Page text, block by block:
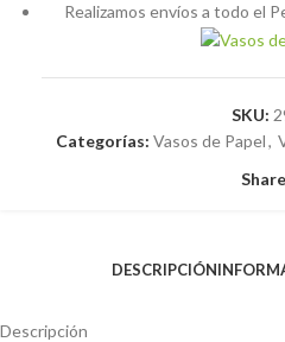
Realizamos envíos a todo el
SKU:
Categorías: Vasos de Papel,
DESCRIPCIÓN
Descripción